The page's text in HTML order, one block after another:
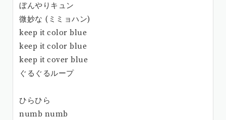
ぼんやりキュン
微妙な (ミミョハン)
keep it color blue
keep it color blue
keep it cover blue
ぐるぐるループ
ひらひら
numb numb